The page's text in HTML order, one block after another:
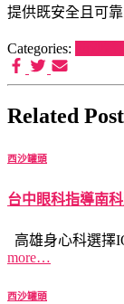
提供既安全且可
Categories:
Related
西沙罐頭
台中眼科指導南
高雄身心科選擇
more…
西沙罐頭